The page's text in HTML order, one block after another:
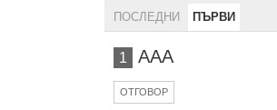
ПОСЛЕДНИ ПЪРВИ
1 ААА
ОТГОВОР